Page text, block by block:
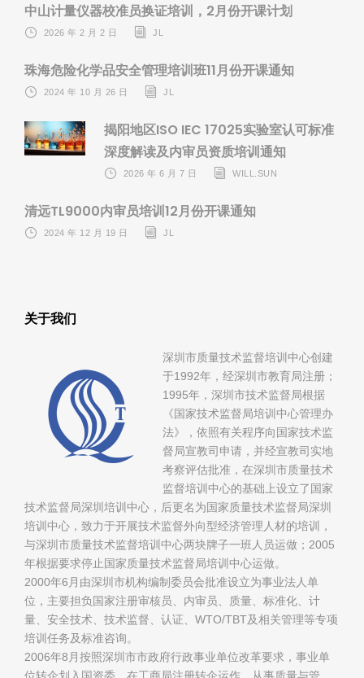
中山计量仪器校准员换证培训，2月份开课计划
2026 年 2 月 2 日 JL
珠海危险化学品安全管理培训班11月份开课通知
2024 年 10 月 26 日 JL
揭阳地区ISO IEC 17025实验室认可标准
深度解读及内审员资质培训通知
2026 年 6 月 7 日 WILL.SUN
清远TL9000内审员培训12月份开课通知
2024 年 12 月 19 日 JL
关于我们
深圳市质量技术监督培训中心创建
于1992年，经深圳市教育局注册；
1995年，深圳市技术监督局根据
《国家技术监督局培训中心管理办
法》，依照有关程序向国家技术监
督局宣教司申请，并经宣教司实地
考察评估批准，在深圳市质量技术
监督培训中心的基础上设立了国家
技术监督局深圳培训中心，后更名为国家质量技术监督局深圳
培训中心，致力于开展技术监督外向型经济管理人材的培训，
与深圳市质量技术监督培训中心两块牌子一班人员运做；2005
年根据要求停止国家质量技术监督局培训中心运做。
2000年6月由深圳市机构编制委员会批准设立为事业法人单
位，主要担负国家注册审核员、内审员、质量、标准化、计
量、安全技术、技术监督、认证、WTO/TBT及相关管理等专项
培训任务及标准咨询。
2006年8月按照深圳市市政府行政事业单位改革要求，事业单